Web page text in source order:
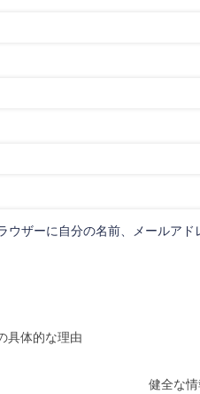
ザーに自分の名前、メールアド
具体的な理由
健全な